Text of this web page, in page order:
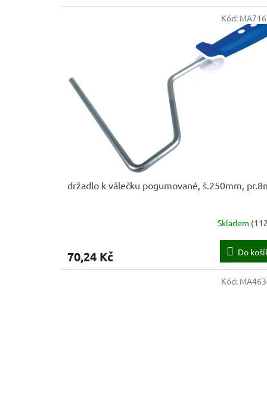
držadlo k válečku pogumované, š.250mm,
Skladem (
70,24 Kč Do
Kód:
Kód: